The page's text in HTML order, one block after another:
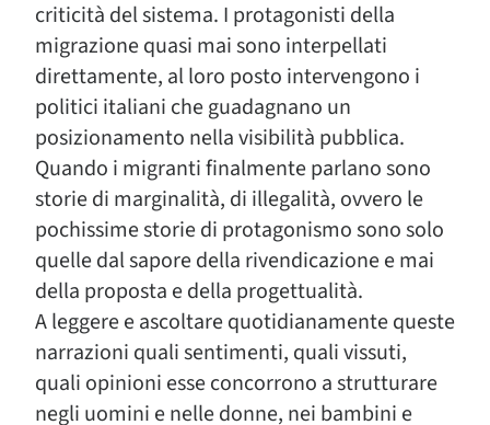
criticità del sistema. I protagonisti della
migrazione quasi mai sono interpellati
direttamente, al loro posto intervengono i
politici italiani che guadagnano un
posizionamento nella visibilità pubblica.
Quando i migranti finalmente parlano sono
storie di marginalità, di illegalità, ovvero le
pochissime storie di protagonismo sono solo
quelle dal sapore della rivendicazione e mai
della proposta e della progettualità.
A leggere e ascoltare quotidianamente queste
narrazioni quali sentimenti, quali vissuti,
quali opinioni esse concorrono a strutturare
negli uomini e nelle donne, nei bambini e